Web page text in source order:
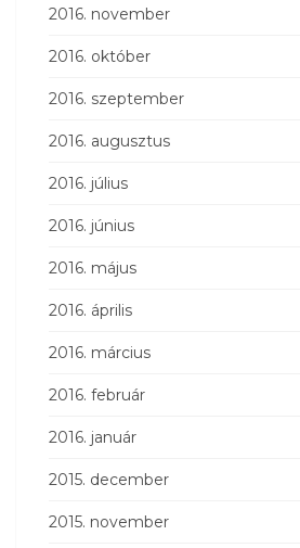
2016. november
2016. október
2016. szeptember
2016. augusztus
2016. július
2016. június
2016. május
2016. április
2016. március
2016. február
2016. január
2015. december
2015. november